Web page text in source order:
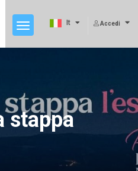
Accedi
It
stappa